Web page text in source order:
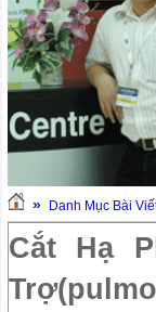
» Danh Mục Bài
Cắt Hạ